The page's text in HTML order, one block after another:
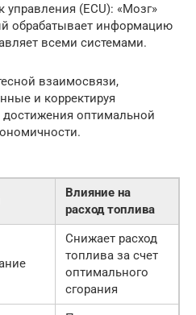
(ECU): «Мозг»
обрабатывает информацию
всеми системами.
взаимосвязи,
и корректируя
достижения оптимальной
Влияние на
расход топлива
Снижает расход
топлива за счет
оптимального
сгорания